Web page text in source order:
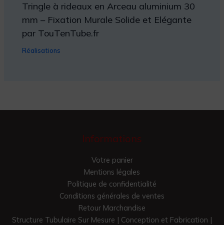
Tringle à rideaux en Arceau aluminium 30
mm – Fixation Murale Solide et Elégante
par TouTenTube.fr
Réalisations
Informations
Votre panier
Mentions légales
Politique de confidentialité
Conditions générales de ventes
Retour Marchandise
Structure Tubulaire Sur Mesure | Conception et Fabrication |